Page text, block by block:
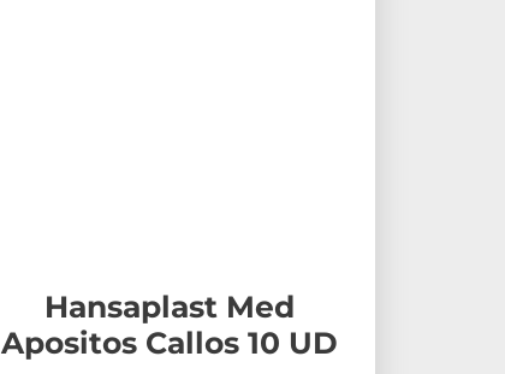
Hansaplast Med
Apositos Callos 10 UD